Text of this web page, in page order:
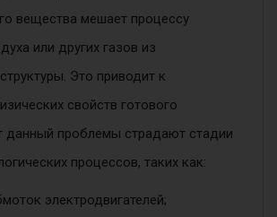
вещества мешает процессу
или других газов из
Это приводит к
свойств готового
данный проблемы страдают стадии
процессов, таких как:
электродвигателей;